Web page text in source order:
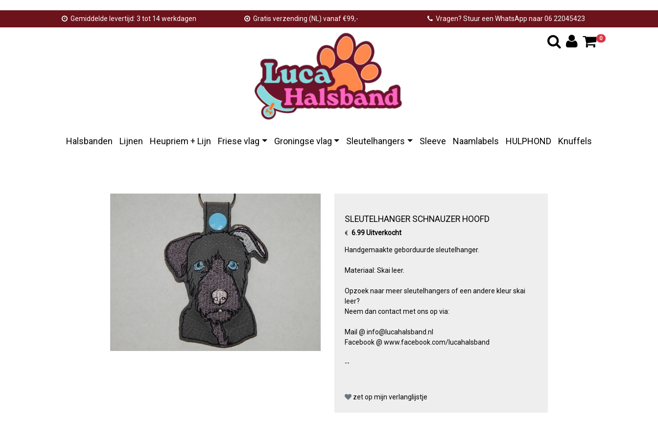
Gemiddelde levertijd: 3 tot 14 werkdagen Gratis verzending (NL) vanaf €99,- Vragen? Stuur een WhatsApp naar 06 22045423
0
Halsbanden Lijnen Heupriem + Lijn Friese vlag Groningse vlag Sleutelhangers Sleeve Naamlabels HULPHOND Knuffels
SLEUTELHANGER SCHNAUZER HOOFD
€ 6.99 Uitverkocht
Handgemaakte geborduurde sleutelhanger.
Materiaal: Skai leer.
Opzoek naar meer sleutelhangers of een andere kleur skai
leer?
Neem dan contact met ons op via:
Mail @ info@lucahalsband.nl
Facebook @ www.facebook.com/lucahalsband
--
zet op mijn verlanglijstje